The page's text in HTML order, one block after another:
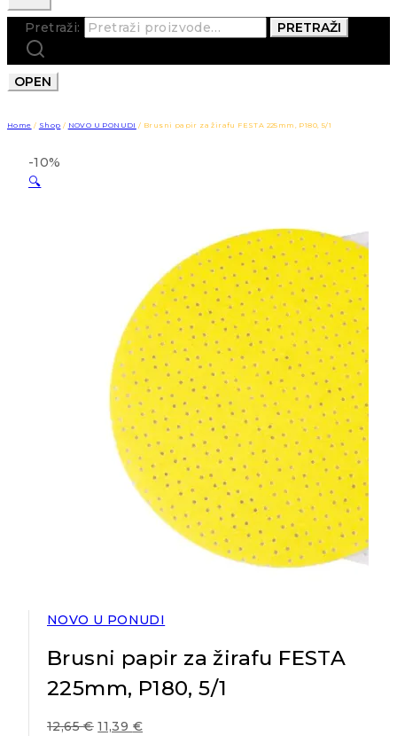
Pretraži: PRETRAŽI
OPEN
Home / Shop / NOVO U PONUDI / Brusni papir za žirafu FESTA 225mm, P180, 5/1
-10%
🔍
NOVO U PONUDI
Brusni papir za žirafu FESTA
225mm, P180, 5/1
12,65€ 11,39 €